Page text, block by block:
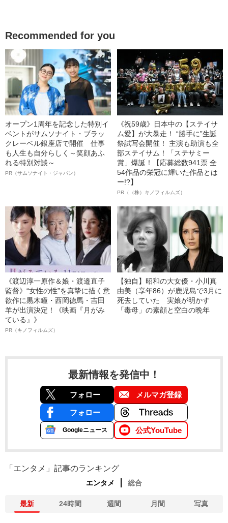
Recommended for you
オープン1周年を記念した特別イ
ベントがサムソナイト・ブラッ
クレーベル銀座店で開催 仕事
も人生も自分らしく～笑顔あふ
れる特別対談～
PR（サムソナイト・ジャパン）
《祝59歳》日本中の【ステイサ
ム愛】が大暴走！ “勝手に”生誕
祭試写会開催！ 主演も助演も全
部ステイサム！「ステサミー
賞」爆誕！【応募総数941票 全
54作品の栄冠に輝いた作品とは
ー!?】
PR（（株）キノフィルムズ）
《渡辺淳一原作＆娘・渡邉直子
監督》“女性の性”を真摯に描く意
欲作に黒木瞳・西岡德馬・吉田
羊が出演決定！《映画『月がみ
ている』》
PR（キノフィルムズ）
【独自】昭和の大女優・小川真
由美（享年86）が鹿児島で3月に
死去していた 実娘が明かす
「毒母」の素顔と空白の晩年
最新情報を発信中！
フォロー メルマガ登録
フォロー
Googleニュース 公式YouTube
「エンタメ」記事のランキング
エンタメ 総合
最新 24時間 週間 月間 写真